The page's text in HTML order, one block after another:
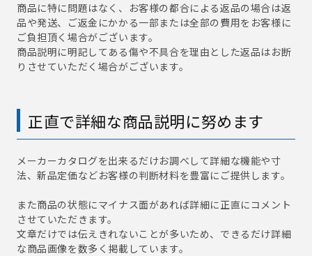
商品に特に問題はなく、お客様の都合による返品の場合は返
品や発送、ご返金にかかる一部または全部の費用をお客様に
ご負担頂く場合がございます。
商品説明に明記してある傷や不具合を理由とした返品はお断
りさせていただく場合がございます。
正直で詳細な商品説明に努めます
メーカーカタログを出来るだけお調べして詳細な機能や寸
法、新品定価などお客様の判断材料を豊富にご提供します。
また商品の状態にマイナス面があれば詳細に正直にコメント
させていただきます。
文章だけでは伝えきれないことが多いため、できるだけ詳細
な商品画像を数多く掲載しています。